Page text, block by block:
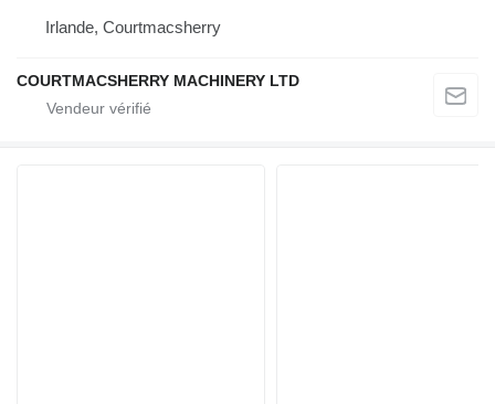
Irlande, Courtmacsherry
COURTMACSHERRY MACHINERY LTD